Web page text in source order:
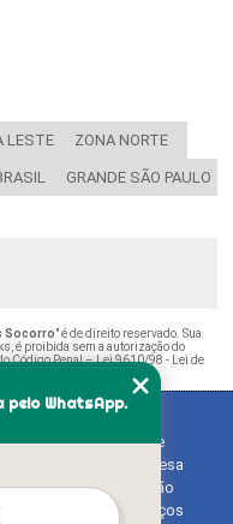
LESTE ZONA NORTE
GRANDE SÃO PAULO
Socorro" é de direito reservado. Sua
é proibida sem a autorização do
Código Penal –Lei 9610/98 - Lei de
do Alto)
Home
Empresa
Missão
Serviços
pelo WhatsApp.